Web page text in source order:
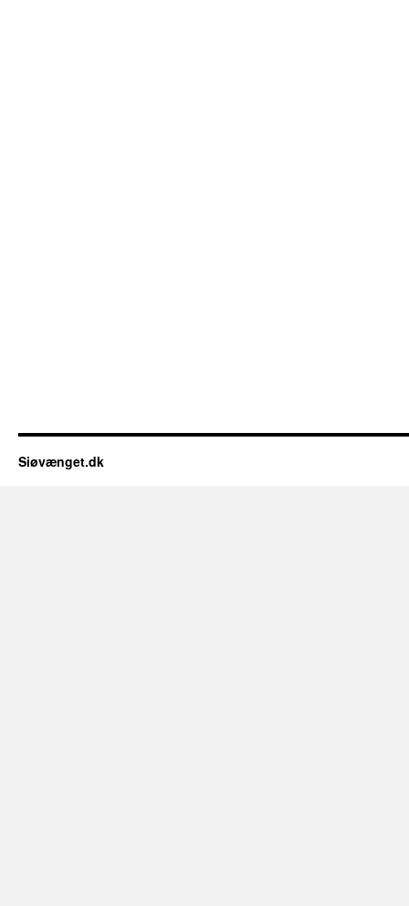
Siøvænget.dk